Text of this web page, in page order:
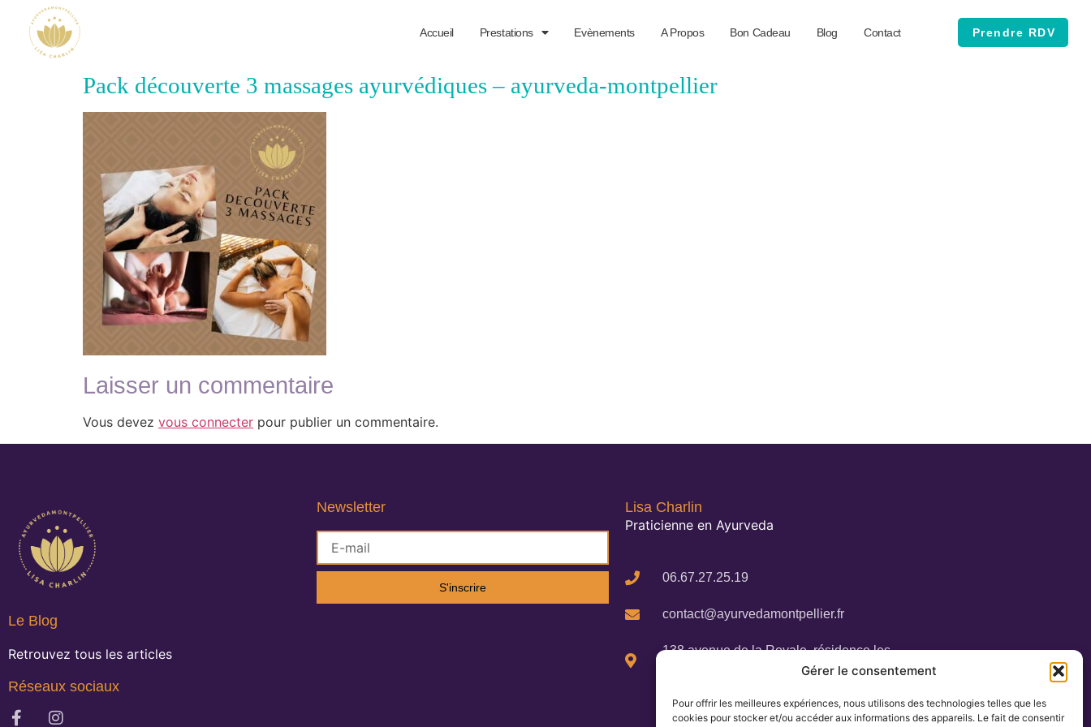
Gérer le consentement
Pour offrir les meilleures expériences, nous utilisons des technologies telles que les
cookies pour stocker et/ou accéder aux informations des appareils. Le fait de consentir
Accueil Prestations Evènements A Propos Bon Cadeau Blog Contact Prendre RDV
Pack découverte 3 massages ayurvédiques – ayurveda-montpellier
Laisser un commentaire
Vous devez vous connecter pour publier un commentaire.
Le Blog
Retrouvez tous les articles
Réseaux sociaux
Newsletter
S'inscrire
Lisa Charlin
Praticienne en Ayurveda
06.67.27.25.19
contact@ayurvedamontpellier.fr
138 avenue de la Royale, résidence les
Cigalines 34160 Castries